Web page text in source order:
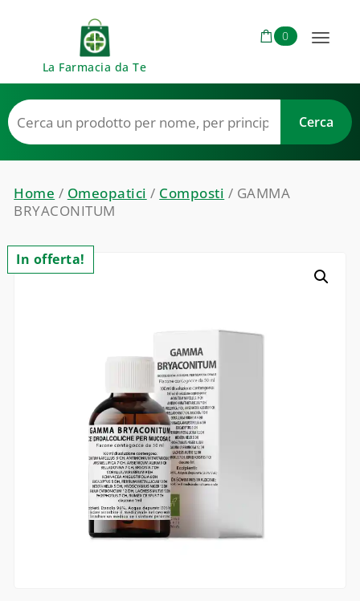
La Farmacia da Te
0
Toggle
Home / Omeopatici / Composti / GAMMA
BRYACONITUM
In offerta!